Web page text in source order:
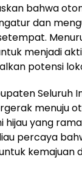
bahwa
dan
menjadi
potensi
Seluruh
menuju
yang
percaya
kemajuan